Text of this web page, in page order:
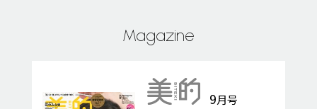
Magazine
9月号